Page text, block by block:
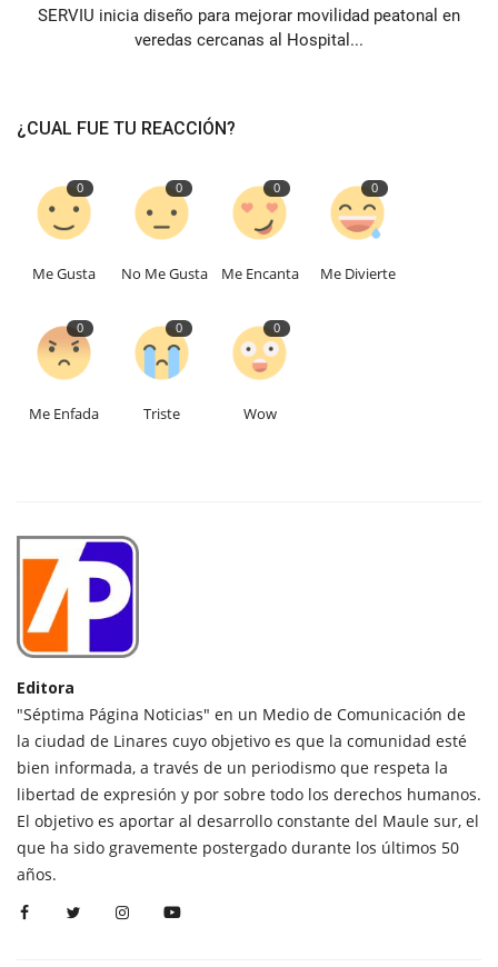
SERVIU inicia diseño para mejorar movilidad peatonal en
veredas cercanas al Hospital...
¿CUAL FUE TU REACCIÓN?
0
Me Gusta
0
No Me Gusta
0
Me Encanta
0
Me Divierte
0
Me Enfada
0
Triste
0
Wow
Editora
"Séptima Página Noticias" en un Medio de Comunicación de
la ciudad de Linares cuyo objetivo es que la comunidad esté
bien informada, a través de un periodismo que respeta la
libertad de expresión y por sobre todo los derechos humanos.
El objetivo es aportar al desarrollo constante del Maule sur, el
que ha sido gravemente postergado durante los últimos 50
años.